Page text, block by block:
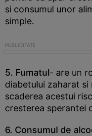
si consumul unor
simple.
5. Fumatul- are un
diabetului zaharat
scaderea acestui
cresterea sperantei
6. Consumul de